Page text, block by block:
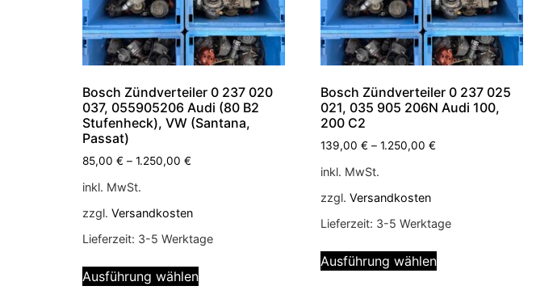
Bosch Zündverteiler 0 237 020
037, 055905206 Audi (80 B2
Stufenheck), VW (Santana,
Passat)
85,00 € – 1.250,00 €
inkl. MwSt.
zzgl. Versandkosten
Lieferzeit: 3-5 Werktage
Ausführung wählen
Bosch Zündverteiler 0 237 025
021, 035 905 206N Audi 100,
200 C2
139,00 € – 1.250,00 €
inkl. MwSt.
zzgl. Versandkosten
Lieferzeit: 3-5 Werktage
Ausführung wählen